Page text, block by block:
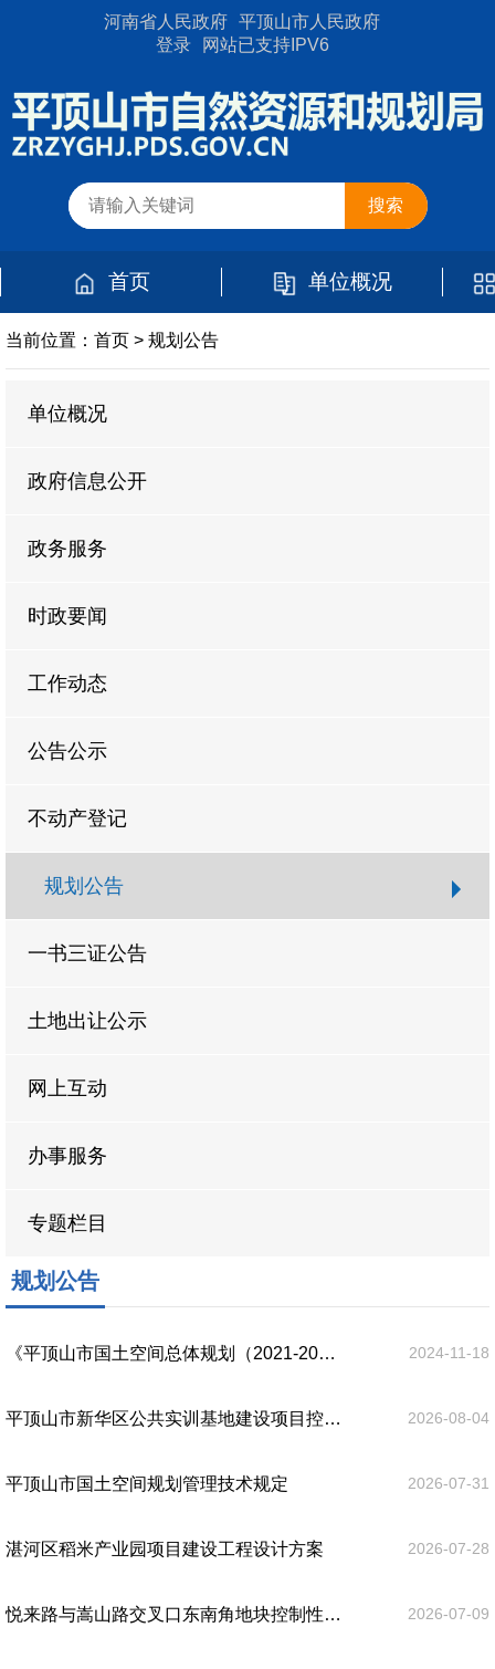
河南省人民政府 平顶山市人民政府
登录
网站已支持IPV6
首页 单位概况
当前位置： 首页 > 规划公告
单位概况
政府信息公开
政务服务
时政要闻
工作动态
公告公示
不动产登记
规划公告
一书三证公告
土地出让公示
网上互动
办事服务
专题栏目
规划公告
《平顶山市国土空间总体规划（2021-2035年）》批后公布 2024-11-18
平顶山市新华区公共实训基地建设项目控制性详细规划及城市设计 2026-08-04
平顶山市国土空间规划管理技术规定 2026-07-31
湛河区稻米产业园项目建设工程设计方案 2026-07-28
悦来路与嵩山路交叉口东南角地块控制性详细规划 2026-07-09